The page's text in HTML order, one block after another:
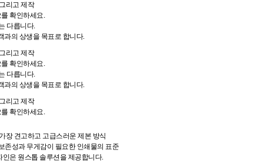
리고 제작
확인하세요.
다릅니다.
과의 상생을 목표로 합니다.
리고 제작
확인하세요.
다릅니다.
과의 상생을 목표로 합니다.
리고 제작
확인하세요.
장 견고하고 고급스러운 제본 방식
존성과 무게감이 필요한 인쇄물의 표준
은 원스톱 솔루션을 제공합니다.